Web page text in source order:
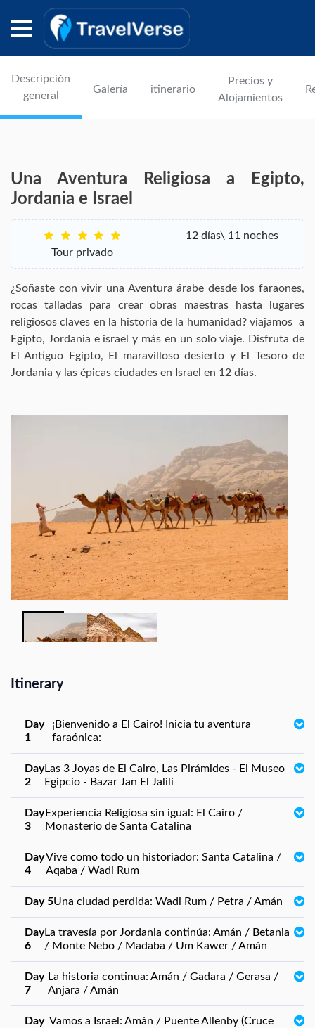
Descripción
general
Galería itinerario
Precios y
Alojamientos
Una Aventura Religiosa a Egipto,
Jordania e Israel
12 días\ 11 noches
Tour privado
¿Soñaste con vivir una Aventura árabe desde los faraones,
rocas talladas para crear obras maestras hasta lugares
religiosos claves en la historia de la humanidad? viajamos a
Egipto, Jordania e israel y más en un solo viaje. Disfruta de
El Antiguo Egipto, El maravilloso desierto y El Tesoro de
Jordania y las épicas ciudades en Israel en 12 días.
Itinerary
Day
1
¡Bienvenido a El Cairo! Inicia tu aventura
faraónica:
Day
2
Las 3 Joyas de El Cairo, Las Pirámides - El Museo
Egipcio - Bazar Jan El Jalili
Day
3
Experiencia Religiosa sin igual: El Cairo /
Monasterio de Santa Catalina
Day
4
Vive como todo un historiador: Santa Catalina /
Aqaba / Wadi Rum
Day 5Una ciudad perdida: Wadi Rum / Petra / Amán
Day
6
La travesía por Jordania continúa: Amán / Betania
/ Monte Nebo / Madaba / Um Kawer / Amán
Day
7
La historia continua: Amán / Gadara / Gerasa /
Anjara / Amán
Day Vamos a Israel: Amán / Puente Allenby (Cruce